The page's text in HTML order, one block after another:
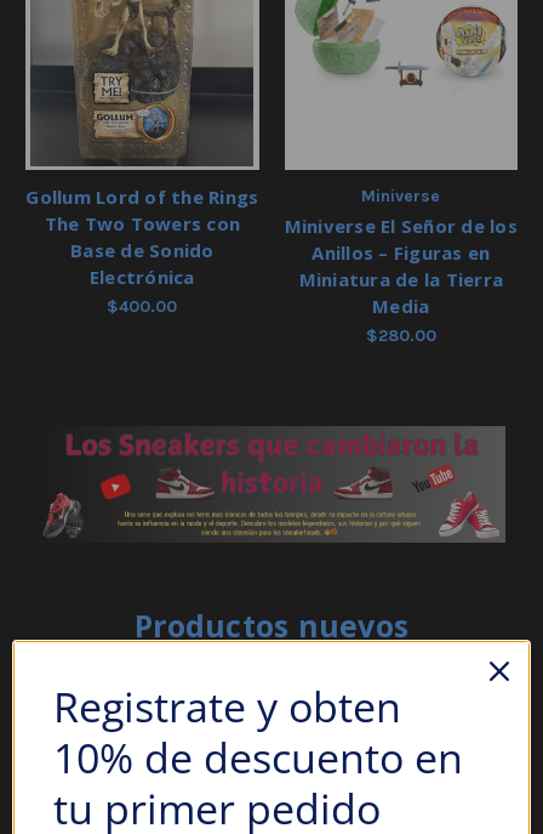
Gollum Lord of the Rings
The Two Towers con
Base de Sonido
Electrónica
$400.00
Miniverse
Miniverse El Señor de los
Anillos – Figuras en
Miniatura de la Tierra
Media
$280.00
Productos nuevos
Registrate y obten
10% de descuento en
tu primer pedido